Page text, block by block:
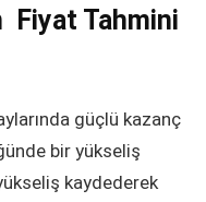
Fiyat Tahmini
güçlü kazanç
bir yükseliş
kaydederek